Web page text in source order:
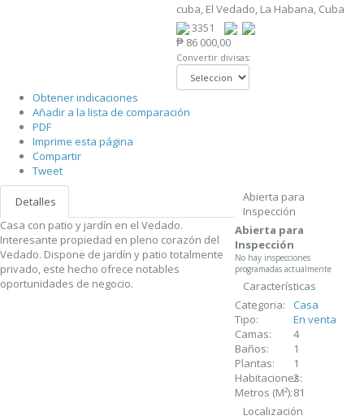
cuba, El Vedado, La Habana, Cuba
3351
₱ 86 000,00
Convertir divisas:
Obtener indicaciones
Añadir a la lista de comparación
PDF
Imprime esta página
Compartir
Tweet
Detalles
Casa con patio y jardín en el Vedado.
Interesante propiedad en pleno corazón del
Vedado. Dispone de jardín y patio totalmente
privado, este hecho ofrece notables
oportunidades de negocio.
Abierta para
Inspección
Abierta para
Inspección
No hay inspecciones
programadas actualmente
Características
Categoria:
Casa
Tipo:
En venta
Camas:
4
Baños:
1
Plantas:
1
Habitaciones:
2
Metros (M²):81
Localización